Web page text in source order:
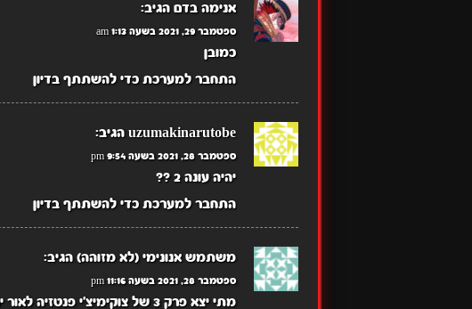
אנימה בדם הגיב:
ספטמבר 29, 2021 בשעה 1:13 am
כמובן
התחבר למערכת כדי להשתתף בדיון
uzumakinarutobe הגיב:
ספטמבר 28, 2021 בשעה 9:54 pm
יהיה עונה 2 ??
התחבר למערכת כדי להשתתף בדיון
משתמש אנונימי (לא מזוהה) הגיב:
ספטמבר 28, 2021 בשעה 11:16 pm
מתי יצא פרק 3 של צוקימיצ'י פנטזיה לאור ירח?